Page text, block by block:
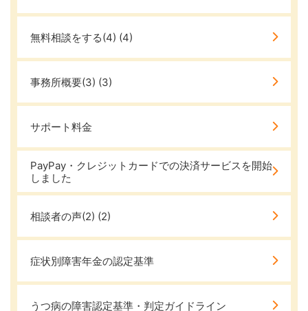
無料相談をする(4) (4)
事務所概要(3) (3)
サポート料金
PayPay・クレジットカードでの決済サービスを開始
しました
相談者の声(2) (2)
症状別障害年金の認定基準
うつ病の障害認定基準・判定ガイドライン